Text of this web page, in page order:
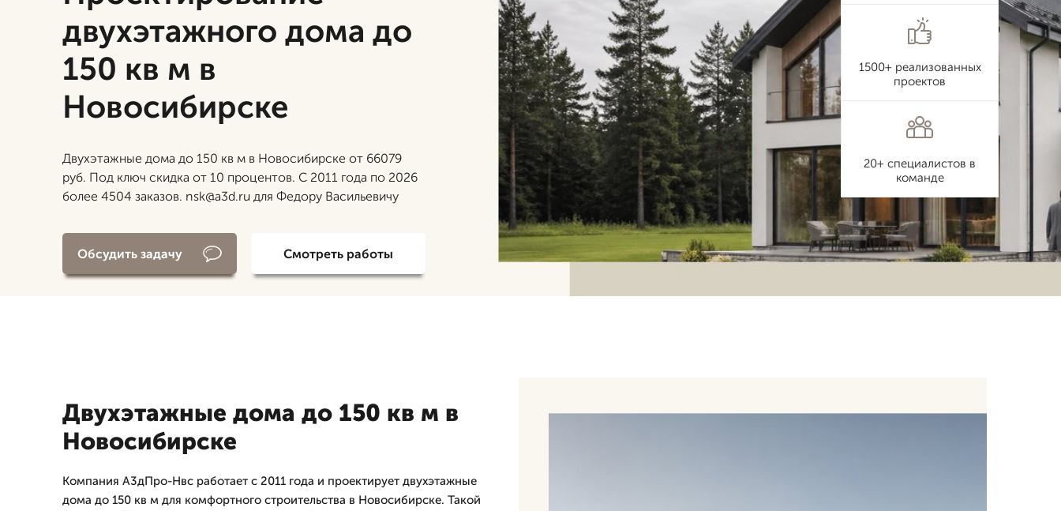
двухэтажного дома до
150 кв м в
Новосибирске
Двухэтажные дома до 150 кв м в Новосибирске от 66079
руб. Под ключ скидка от 10 процентов. С 2011 года по 2026
более 4504 заказов. nsk@a3d.ru для Федору Васильевичу
Обсудить задачу Смотреть работы
1500+ реализованных
проектов
20+ специалистов в
команде
Двухэтажные дома до 150 кв м в
Новосибирске
Компания А3дПро-Нвс работает с 2011 года и проектирует двухэтажные
дома до 150 кв м для комфортного строительства в Новосибирске. Такой